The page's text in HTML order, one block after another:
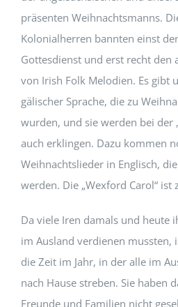
präsenten Weihnachtsmanns.
Kolonialherren bannten einst
Gottesdienst und erst recht den
von Irish Folk Melodien. Es gibt
gälischer Sprache, die zu
wurden, und sie werden bei der
auch erklingen. Dazu kommen
Weihnachtslieder in Englisch,
werden. Die „Wexford Carol“ ist
Da viele Iren damals und heute
im Ausland verdienen mussten,
die Zeit im Jahr, in der alle im
nach Hause streben. Sie haben
Freunde und Familien nicht